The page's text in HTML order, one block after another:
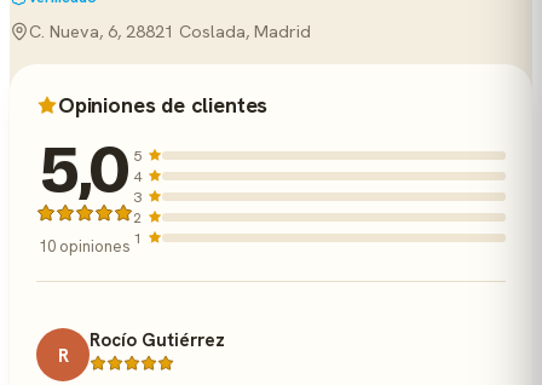
C. Nueva, 6, 28821 Coslada, Madrid
Opiniones de clientes
5,0
10 opiniones
5
4
3
2
1
R
Rocío Gutiérrez